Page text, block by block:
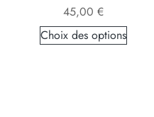
45,00 €
Choix des options